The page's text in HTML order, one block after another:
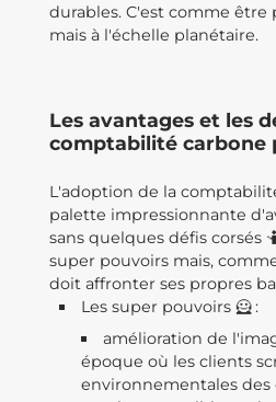
durables. C'est comme être
mais à l'échelle planétaire.
Les avantages et les
comptabilité carbone
L'adoption de la
palette impressionnante
sans quelques défis corsés
super pouvoirs mais,
doit affronter ses propres
Les super pouvoirs 🦸 :
amélioration de
époque où les clients
environnementales des